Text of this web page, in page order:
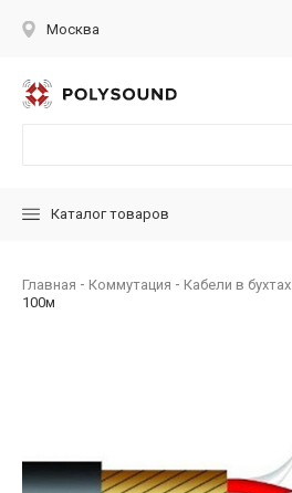
Москва
Каталог товаров
Главная Коммутация Кабели в бухтах
100м